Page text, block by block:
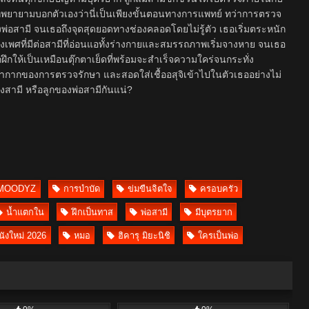
ายามบอกตัวเองว่านี่เป็นเพียงขั้นตอนทางการแพทย์ ทว่าการตรวจ
สามี จนเธอถึงจุดสุดยอดทางช่องคลอดโดยไม่รู้ตัว เธอเริ่มตระหนัก
พศที่มีต่อสามีที่อ่อนแอทั้งร่างกายและสมรรถภาพเริ่มจางหาย จนเธอ
ให้เป็นเหมือนตุ๊กตาเย็ดที่พร้อมจะสำเร็จความใคร่จนกระทั่ง
กของการตรวจรักษา และสอดใส่เชื้ออสุจิเข้าไปในตัวเธออย่างไม่
สามี หรือลูกของพ่อสามีกันแน่?
การบำบัด ข่มขืนจิตใจ ครอบครัว
น้ำแตกใน ฝึกเป็นทาส พ่อสามี มีบุตรยาก
งใหม่ 2026 หมอ ฮิคารุ มิยะนิชิ ใครเป็นพ่อ